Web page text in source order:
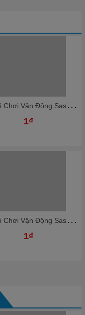
K
hu Vui Chơi Vận Động Sasuke Vượt Chướng Ngại Vật KBSSK21
1₫
K
hu Vui Chơi Vận Động Sasuke Vượt Chướng Ngại Vật KBSSK19
1₫